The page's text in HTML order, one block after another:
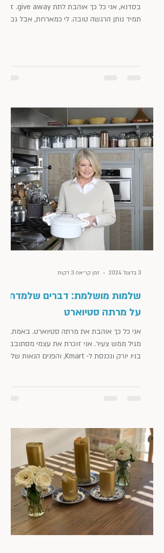
בסדנא, אני כל כך אוהבת לתת give away. זה
תמיד נותן הרגשה טובה. לי כמארחת, אבל גם
שלמות מושלמת: דברים שלמדתי
על מרתה סטיוארט
אני כל כך אוהבת את מרתה סטיוארט. באמת.
מגיל ממש צעיר. אני זוכרת את עצמי מסתובבת
בניו יורק ונכנסת ל- Kmart, והפנים הנאות של
3 בדצמ׳ 2024 זמן קריאה 3 דקות